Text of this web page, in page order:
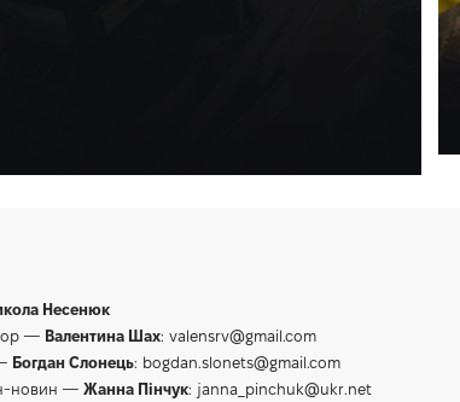
Несенюк
— Валентина Шах: valensrv@gmail.com
Богдан Слонець: bogdan.slonets@gmail.com
новин — Жанна Пінчук: janna_pinchuk@ukr.net